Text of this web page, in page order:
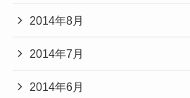
2014年8月
2014年7月
2014年6月